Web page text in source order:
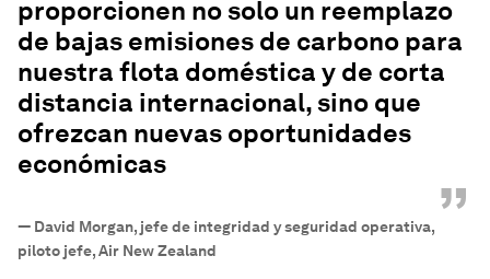
proporcionen no solo un reemplazo
de bajas emisiones de carbono para
nuestra flota doméstica y de corta
distancia internacional, sino que
ofrezcan nuevas oportunidades
económicas
”
— David Morgan, jefe de integridad y seguridad operativa,
piloto jefe, Air New Zealand